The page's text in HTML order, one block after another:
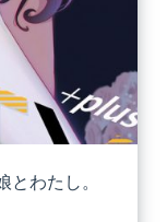
とわたし。